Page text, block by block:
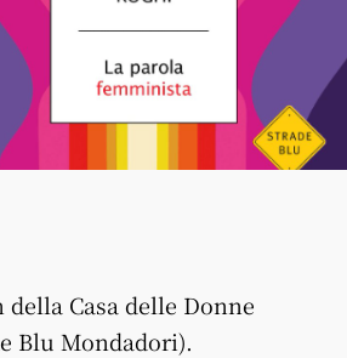
Casa delle Donne
Blu Mondadori).